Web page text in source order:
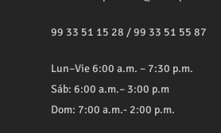
99 33 51 15 28 /99 33 51 55 87
Lun–Vie 6:00 a.m. – 7:30 p.m.
Sáb: 6:00 a.m.– 3:00 p.m
Dom: 7:00 a.m.- 2:00 p.m.